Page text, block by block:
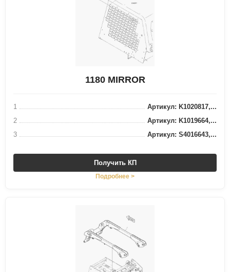
1180 MIRROR
1
Артикул: K1020817,...
2
Артикул: K1019664,...
3
Артикул: S4016643,...
Получить КП
Подробнее >